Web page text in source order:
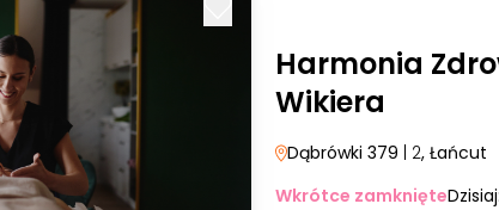
Harmonia
Wikiera
Dąbrówki 379 | 2, Łańcut
Wkrótce zamknięteDzisiaj: